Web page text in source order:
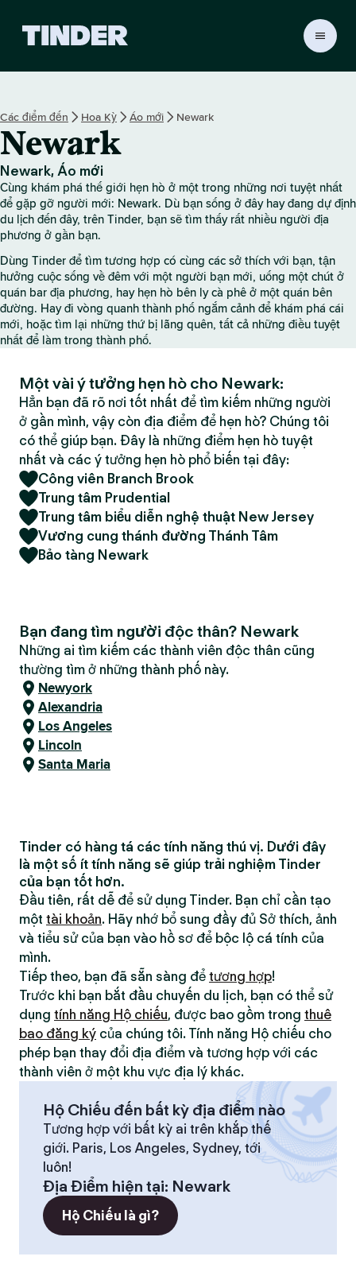
c
i
n
d
Các điểm đến Hoa Kỳ Áo mới Newark
Newark
Newark, Áo mới
Cùng khám phá thế giới hẹn hò ở một trong những nơi tuyệt nhất
để gặp gỡ người mới: Newark. Dù bạn sống ở đây hay đang dự định
du lịch đến đây, trên Tinder, bạn sẽ tìm thấy rất nhiều người địa
phương ở gần bạn.
Dùng Tinder để tìm tương hợp có cùng các sở thích với bạn, tận
hưởng cuộc sống về đêm với một người bạn mới, uống một chút ở
quán bar địa phương, hay hẹn hò bên ly cà phê ở một quán bên
đường. Hay đi vòng quanh thành phố ngắm cảnh để khám phá cái
mới, hoặc tìm lại những thứ bị lãng quên, tất cả những điều tuyệt
nhất để làm trong thành phố.
Một vài ý tưởng hẹn hò cho Newark:
Hẳn bạn đã rõ nơi tốt nhất để tìm kiếm những người
ở gần mình, vậy còn địa điểm để hẹn hò? Chúng tôi
có thể giúp bạn. Đây là những điểm hẹn hò tuyệt
nhất và các ý tưởng hẹn hò phổ biến tại đây:
Công viên Branch Brook
Trung tâm Prudential
Trung tâm biểu diễn nghệ thuật New Jersey
Vương cung thánh đường Thánh Tâm
Bảo tàng Newark
Bạn đang tìm người độc thân? Newark
Những ai tìm kiếm các thành viên độc thân cũng
thường tìm ở những thành phố này.
Newyork
Alexandria
Los Angeles
Lincoln
Santa Maria
Tinder có hàng tá các tính năng thú vị. Dưới đây
là một số ít tính năng sẽ giúp trải nghiệm Tinder
của bạn tốt hơn.
Đầu tiên, rất dễ để sử dụng Tinder. Bạn chỉ cần tạo
một tài khoản. Hãy nhớ bổ sung đầy đủ Sở thích, ảnh
và tiểu sử của bạn vào hồ sơ để bộc lộ cá tính của
mình.
Tiếp theo, bạn đã sẵn sàng để tương hợp!
Trước khi bạn bắt đầu chuyến du lịch, bạn có thể sử
dụng tính năng Hộ chiếu, được bao gồm trong thuê
bao đăng ký của chúng tôi. Tính năng Hộ chiếu cho
phép bạn thay đổi địa điểm và tương hợp với các
thành viên ở một khu vực địa lý khác.
Hộ Chiếu đến bất kỳ địa điểm nào
Tương hợp với bất kỳ ai trên khắp thế
giới. Paris, Los Angeles, Sydney, tới
luôn!
Địa Điểm hiện tại: Newark
Hộ Chiếu là gì?